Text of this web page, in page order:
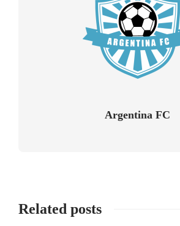
Argentina FC
Related posts